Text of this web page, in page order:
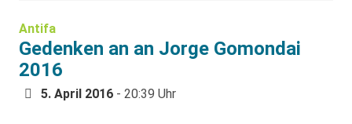
Antifa
Gedenken an an Jorge Gomondai
2016
5. April 2016 - 20:39 Uhr